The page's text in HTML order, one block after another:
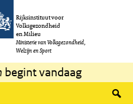
Rijksinstituut voor
Volksgezondheid
en Milieu
Ministerie van Volksgezondheid,
Welzijn en Sport
begint vandaag